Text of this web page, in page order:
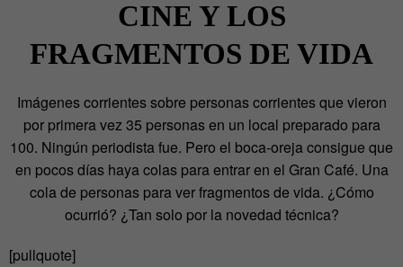
CINE Y LOS
FRAGMENTOS DE VIDA
Imágenes corrientes sobre personas corrientes que vieron
por primera vez 35 personas en un local preparado para
100. Ningún periodista fue. Pero el boca-oreja consigue que
en pocos días haya colas para entrar en el Gran Café. Una
cola de personas para ver fragmentos de vida. ¿Cómo
ocurrió? ¿Tan solo por la novedad técnica?
[pullquote]